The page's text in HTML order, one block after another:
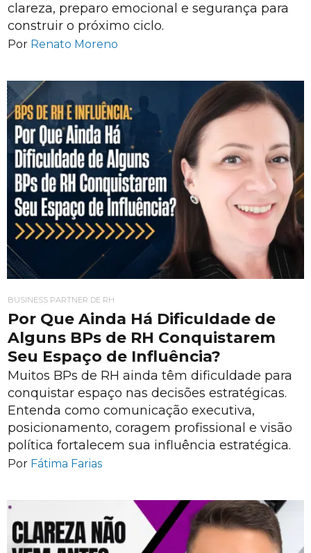
clareza, preparo emocional e segurança para
construir o próximo ciclo.
Por Renato Moreno
BUSINESS PARTNER DE RH
Por Que Ainda Há Dificuldade de
Alguns BPs de RH Conquistarem
Seu Espaço de Influência?
Muitos BPs de RH ainda têm dificuldade para
conquistar espaço nas decisões estratégicas.
Entenda como comunicação executiva,
posicionamento, coragem profissional e visão
política fortalecem sua influência estratégica.
Por Fátima Farias